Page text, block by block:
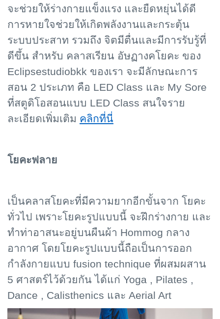
จะช่วยให้ร่างกายแข็งแรง และยืดหยุ่นได้ดี
การหายใจช่วยให้เกิดพลังงานและกระตุ้น
ระบบประสาท รวมถึง จิตมีตื่นและมีการรับรู้ที่
ดีขึ้น สำหรับ คลาสเรียน อัษฏางคโยคะ ของ
Eclipsestudiobkk ของเรา จะมีลักษณะการ
สอน 2 ประเภท คือ LED Class และ My Sore
ที่สตูดิโอสอนแบบ LED Class สนใจราย
ละเอียดเพิ่มเติม คลิกที่นี่
โยคะฟลาย
เป็นคลาสโยคะที่มีความยากอีกขั้นจาก โยคะ
ทั่วไป เพราะโยคะรูปแบบนี้ จะฝึกร่างกาย และ
ทำท่าอาสนะอยู่บนผืนผ้า Hommog กลาง
อากาศ โดยโยคะรูปแบบนี้ถือเป็นการออก
กำลังกายแบบ fusion technique ที่ผสมผสาน
5 ศาสตร์ไว้ด้วยกัน ได้แก่ Yoga , Pilates ,
Dance , Calisthenics และ Aerial Art